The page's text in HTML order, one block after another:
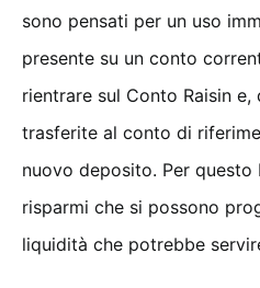
sono pensati per un uso
presente su un conto
rientrare sul Conto Raisin
trasferite al conto di
nuovo deposito. Per questo
risparmi che si possono
liquidità che potrebbe